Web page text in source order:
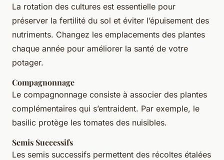
La rotation des cultures est essentielle pour
préserver la fertilité du sol et éviter l’épuisement des
nutriments. Changez les emplacements des plantes
chaque année pour améliorer la santé de votre
potager.
Compagnonnage
Le compagnonnage consiste à associer des plantes
complémentaires qui s’entraident. Par exemple, le
basilic protège les tomates des nuisibles.
Semis Successifs
Les semis successifs permettent des récoltes étalées